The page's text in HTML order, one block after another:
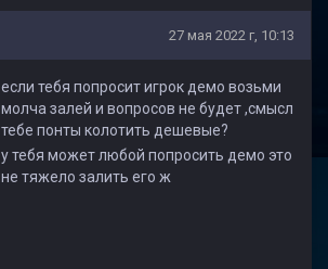
27 мая 2022 г, 10:13
если тебя попросит игрок демо возьми
молча залей и вопросов не будет ,смысл
тебе понты колотить дешевые?
у тебя может любой попросить демо это
не тяжело залить его ж